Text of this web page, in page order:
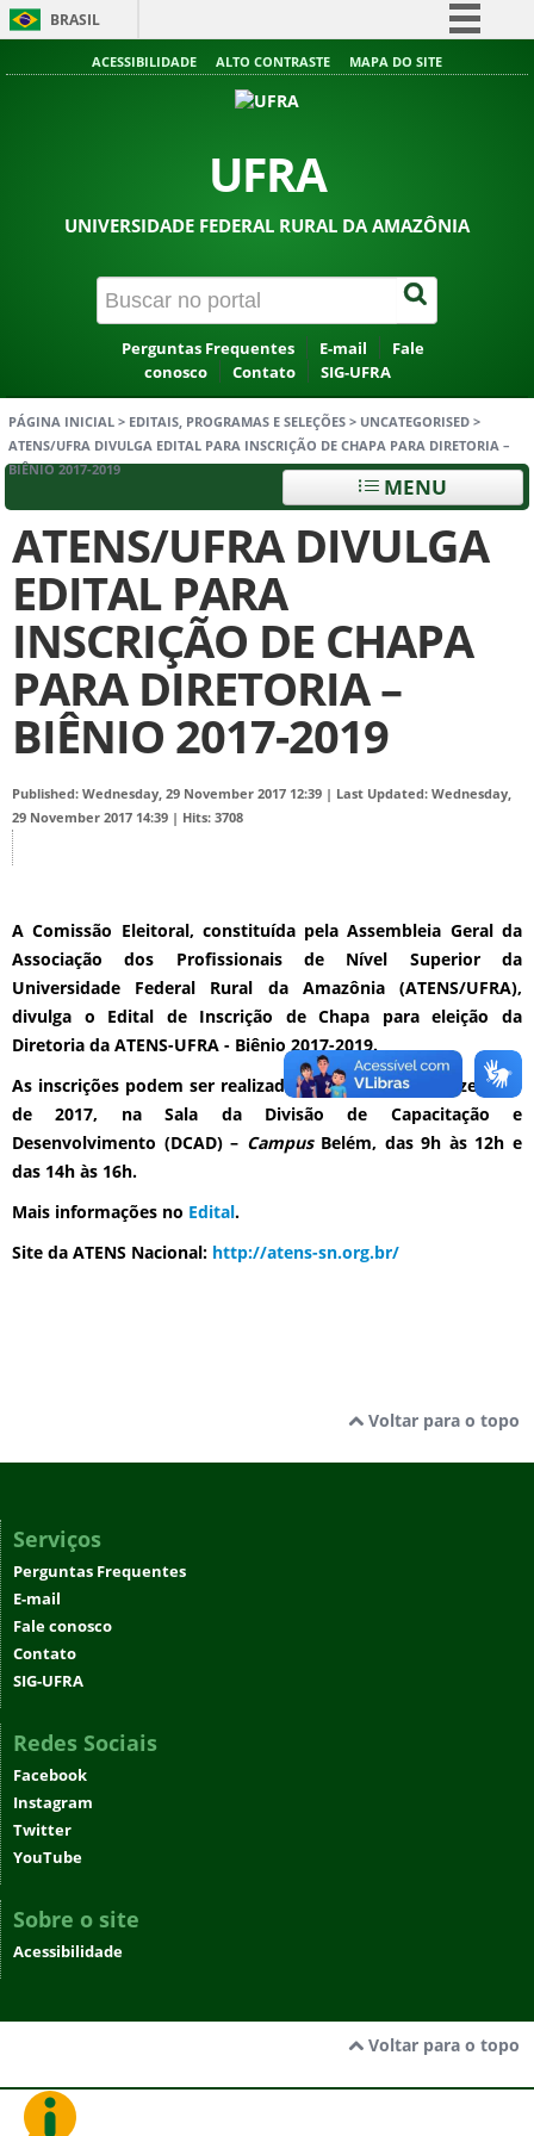
BRASIL
Simplifique!
Acesso à informação
ACESSIBILIDADE ALTO CONTRASTE MAPA DO SITE
UFRA
UNIVERSIDADE FEDERAL RURAL DA AMAZÔNIA
Perguntas Frequentes E-mail
Fale
conosco
Contato SIG-UFRA
PÁGINA INICIAL > EDITAIS, PROGRAMAS E SELEÇÕES > UNCATEGORISED >
ATENS/UFRA DIVULGA EDITAL PARA INSCRIÇÃO DE CHAPA PARA DIRETORIA –
BIÊNIO 2017-2019
MENU
ATENS/UFRA DIVULGA
EDITAL PARA
INSCRIÇÃO DE CHAPA
PARA DIRETORIA –
BIÊNIO 2017-2019
Published: Wednesday, 29 November 2017 12:39 | Last Updated: Wednesday,
29 November 2017 14:39 | Hits: 3708
A Comissão Eleitoral, constituída pela Assembleia Geral da
Associação dos Profissionais de Nível Superior da
Universidade Federal Rural da Amazônia (ATENS/UFRA),
divulga o Edital de Inscrição de Chapa para eleição da
Diretoria da ATENS-UFRA - Biênio 2017-2019.
As inscrições podem ser realizadas até o dia 01 de dezembro
de 2017, na Sala da Divisão de Capacitação e
Desenvolvimento (DCAD) – CampusBelém, das 9h às 12h e
das 14h às 16h.
Mais informações no Edital.
Site da ATENS Nacional: http://atens-sn.org.br/
Voltar para o topo
Serviços
Perguntas Frequentes
E-mail
Fale conosco
Contato
SIG-UFRA
Redes Sociais
Facebook
Instagram
Twitter
YouTube
Sobre o site
Acessibilidade
Voltar para o topo